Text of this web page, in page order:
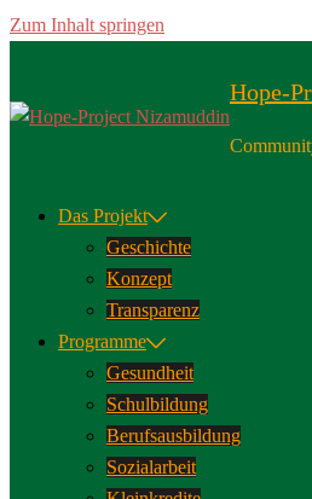
Zum Inhalt springen
Hope-
Das Projekt
Geschichte
Konzept
Transparenz
Programme
Gesundheit
Schulbildung
Berufsausbildung
Sozialarbeit